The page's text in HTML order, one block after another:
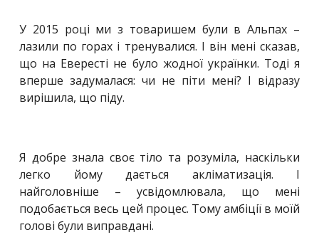
У 2015 році ми з товаришем були в Альпах –
лазили по горах і тренувалися. І він мені сказав,
що на Евересті не було жодної українки. Тоді я
вперше задумалася: чи не піти мені? І відразу
вирішила, що піду.
Я добре знала своє тіло та розуміла, наскільки
легко йому дається акліматизація. І
найголовніше – усвідомлювала, що мені
подобається весь цей процес. Тому амбіції в моїй
голові були виправдані.